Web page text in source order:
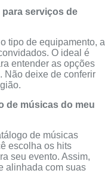
para serviços de
tipo de equipamento, a
O ideal é
entender as opções
Não deixe de conferir
de músicas do meu
de músicas
escolha os hits
seu evento. Assim,
alinhada com suas